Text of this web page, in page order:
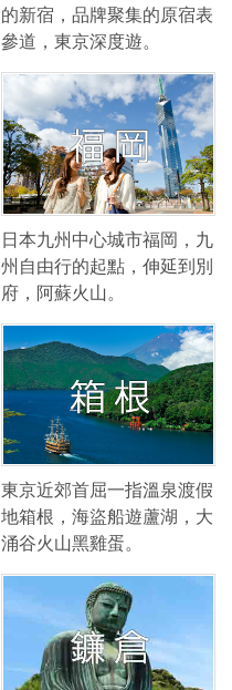
的新宿，品牌聚集的原宿表
參道，東京深度遊。
日本九州中心城市福岡，九
州自由行的起點，伸延到別
府，阿蘇火山。
東京近郊首屈一指溫泉渡假
地箱根，海盜船遊蘆湖，大
涌谷火山黑雞蛋。